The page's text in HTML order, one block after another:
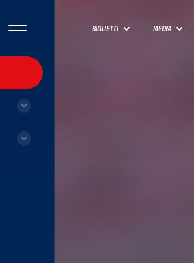
BIGLIETTI MEDIA